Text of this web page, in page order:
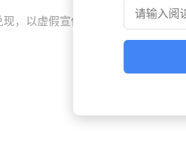
，以虚假宣传和消费欺诈为由将